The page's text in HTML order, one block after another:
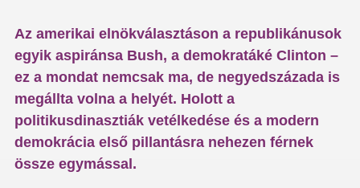
Az amerikai elnökválasztáson a republikánusok
egyik aspiránsa Bush, a demokratáké Clinton –
ez a mondat nemcsak ma, de negyedszázada is
megállta volna a helyét. Holott a
politikusdinasztiák vetélkedése és a modern
demokrácia első pillantásra nehezen férnek
össze egymással.